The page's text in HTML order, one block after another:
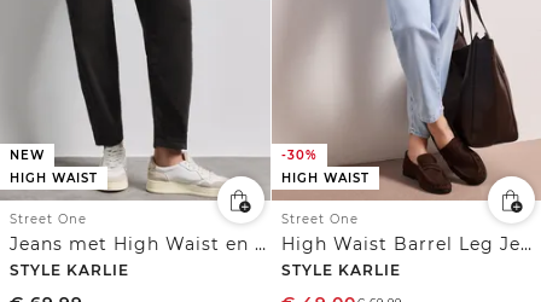
NEW
HIGH WAIST
Street One
Jeans met High Waist en wijd uitlopende pijpen in een Loose Fit pasvorm
STYLE KARLIE
-30%
HIGH WAIST
Street One
High Waist Barrel Leg Jeans in Loose Fit
STYLE KARLIE